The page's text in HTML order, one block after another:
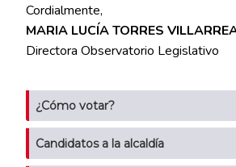
Cordialmente,
MARIA LUCÍA TORRES
Directora Observatorio Legislativo
¿Cómo votar?
Candidatos a la alcaldía